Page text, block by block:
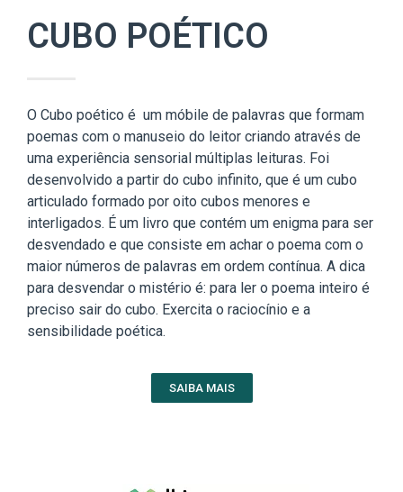
CUBO POÉTICO
O Cubo poético é um móbile de palavras que formam
poemas com o manuseio do leitor criando através de
uma experiência sensorial múltiplas leituras. Foi
desenvolvido a partir do cubo infinito, que é um cubo
articulado formado por oito cubos menores e
interligados. É um livro que contém um enigma para ser
desvendado e que consiste em achar o poema com o
maior números de palavras em ordem contínua. A dica
para desvendar o mistério é: para ler o poema inteiro é
preciso sair do cubo. Exercita o raciocínio e a
sensibilidade poética.
SAIBA MAIS